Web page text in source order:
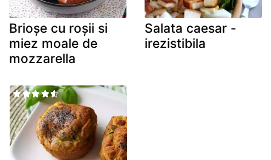
Brioșe cu roșii si
miez moale de
mozzarella
Salata caesar -
irezistibila